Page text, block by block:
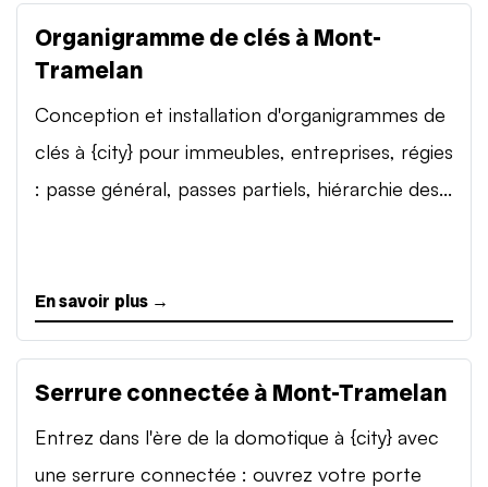
Organigramme de clés à Mont-
Tramelan
Conception et installation d'organigrammes de
clés à {city} pour immeubles, entreprises, régies
: passe général, passes partiels, hiérarchie des...
En savoir plus →
Serrure connectée à Mont-Tramelan
Entrez dans l'ère de la domotique à {city} avec
une serrure connectée : ouvrez votre porte